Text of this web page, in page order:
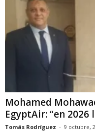
Mohamed
EgyptAir: “en 2026
Tomás Rodríguez - 9 octubre,